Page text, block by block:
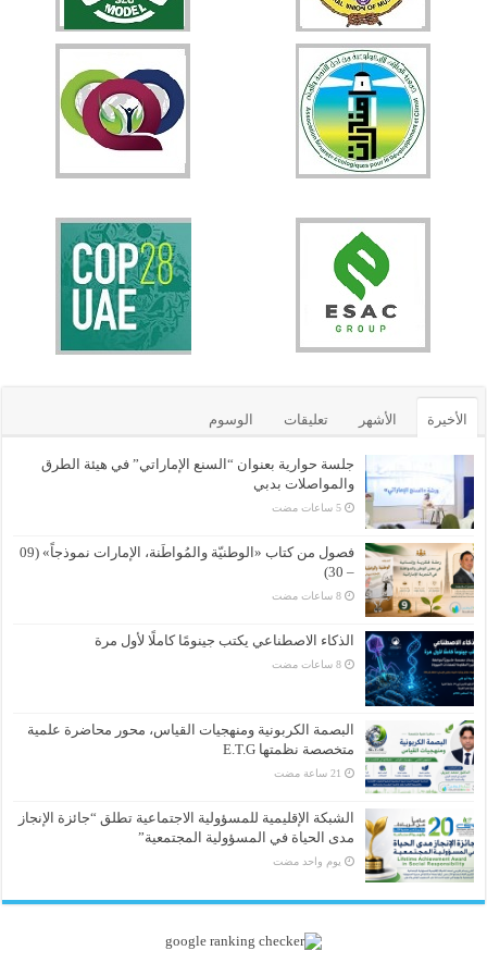
الأخيرة الأشهر تعليقات الوسوم
جلسة حوارية بعنوان “السنع الإماراتي” في هيئة الطرق
والمواصلات بدبي
فصول من كتاب «الوطنيّة والمُواطَنة، الإمارات نموذجاً» (09
– 30)
الذكاء الاصطناعي يكتب جينومًا كاملًا لأول مرة
البصمة الكربونية ومنهجيات القياس، محور محاضرة علمية
متخصصة نظمتها E.T.G
الشبكة الإقليمية للمسؤولية الاجتماعية تطلق “جائزة الإنجاز
مدى الحياة في المسؤولية المجتمعية”
‏يوم واحد مضت